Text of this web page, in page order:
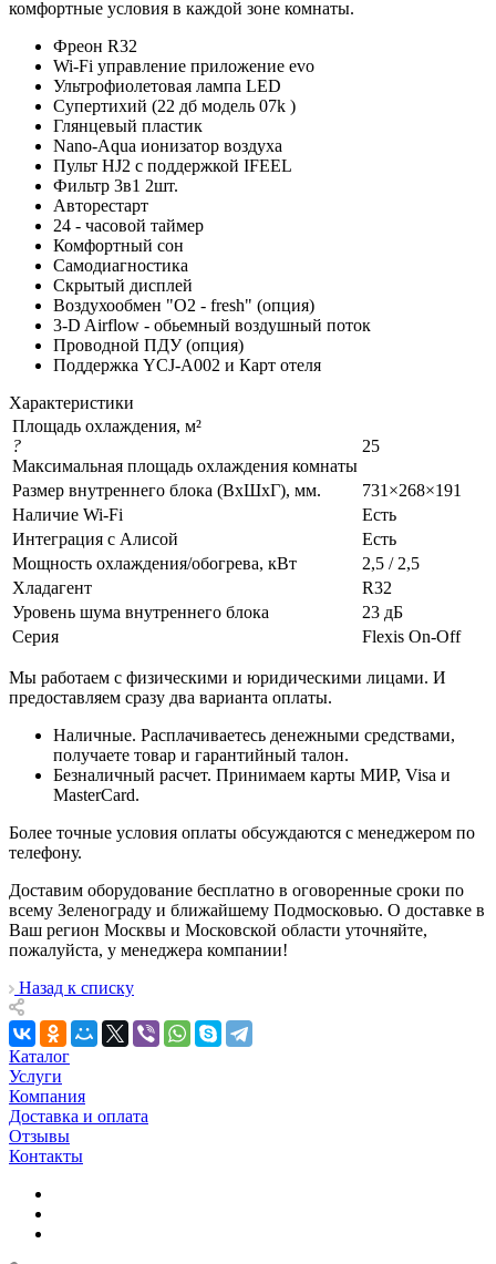
комфортные условия в каждой зоне комнаты.
Фреон R32
Wi-Fi управление приложение evo
Ультрофиолетовая лампа LED
Супертихий (22 дб модель 07k )
Глянцевый пластик
Nano-Aqua ионизатор воздуха
Пульт HJ2 с поддержкой IFEEL
Фильтр 3в1 2шт.
Авторестарт
24 - часовой таймер
Комфортный сон
Самодиагностика
Скрытый дисплей
Воздухообмен "О2 - fresh" (опция)
3-D Airflow - обьемный воздушный поток
Проводной ПДУ (опция)
Поддержка YCJ-A002 и Карт отеля
Характеристики
Площадь охлаждения, м²
?
Максимальная площадь охлаждения комнаты
25
Размер внутреннего блока (ВхШхГ), мм.
731×268×191
Наличие Wi-Fi
Есть
Интеграция с Алисой
Есть
Мощность охлаждения/обогрева, кВт
2,5 / 2,5
Хладагент
R32
Уровень шума внутреннего блока
23 дБ
Серия
Flexis On-Off
Мы работаем с физическими и юридическими лицами. И
предоставляем сразу два варианта оплаты.
Наличные. Расплачиваетесь денежными средствами,
получаете товар и гарантийный талон.
Безналичный расчет. Принимаем карты МИР, Visa и
MasterCard.
Более точные условия оплаты обсуждаются с менеджером по
телефону.
Доставим оборудование бесплатно в оговоренные сроки по
всему Зеленограду и ближайшему Подмосковью. О доставке в
Ваш регион Москвы и Московской области уточняйте,
пожалуйста, у менеджера компании!
Назад к списку
Каталог
Услуги
Компания
Доставка и оплата
Отзывы
Контакты